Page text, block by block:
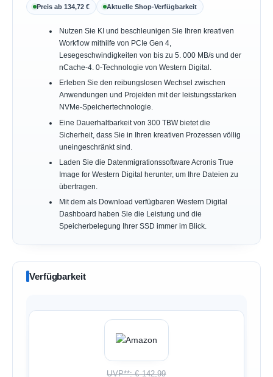
Preis ab 134,72 € Aktuelle Shop-Verfügbarkeit
Nutzen Sie KI und beschleunigen Sie Ihren kreativen
Workflow mithilfe von PCIe Gen 4,
Lesegeschwindigkeiten von bis zu 5. 000 MB/s und der
nCache-4. 0-Technologie von Western Digital.
Erleben Sie den reibungslosen Wechsel zwischen
Anwendungen und Projekten mit der leistungsstarken
NVMe-Speichertechnologie.
Eine Dauerhaltbarkeit von 300 TBW bietet die
Sicherheit, dass Sie in Ihren kreativen Prozessen völlig
uneingeschränkt sind.
Laden Sie die Datenmigrationssoftware Acronis True
Image for Western Digital herunter, um Ihre Dateien zu
übertragen.
Mit dem als Download verfügbaren Western Digital
Dashboard haben Sie die Leistung und die
Speicherbelegung Ihrer SSD immer im Blick.
Verfügbarkeit
UVP**: € 142,99